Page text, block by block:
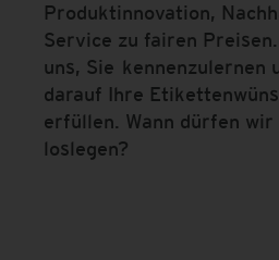
Produktinnovation,
Service zu fairen
uns, Sie kennenzulernen
darauf Ihre
erfüllen. Wann dürfen wir
loslegen?